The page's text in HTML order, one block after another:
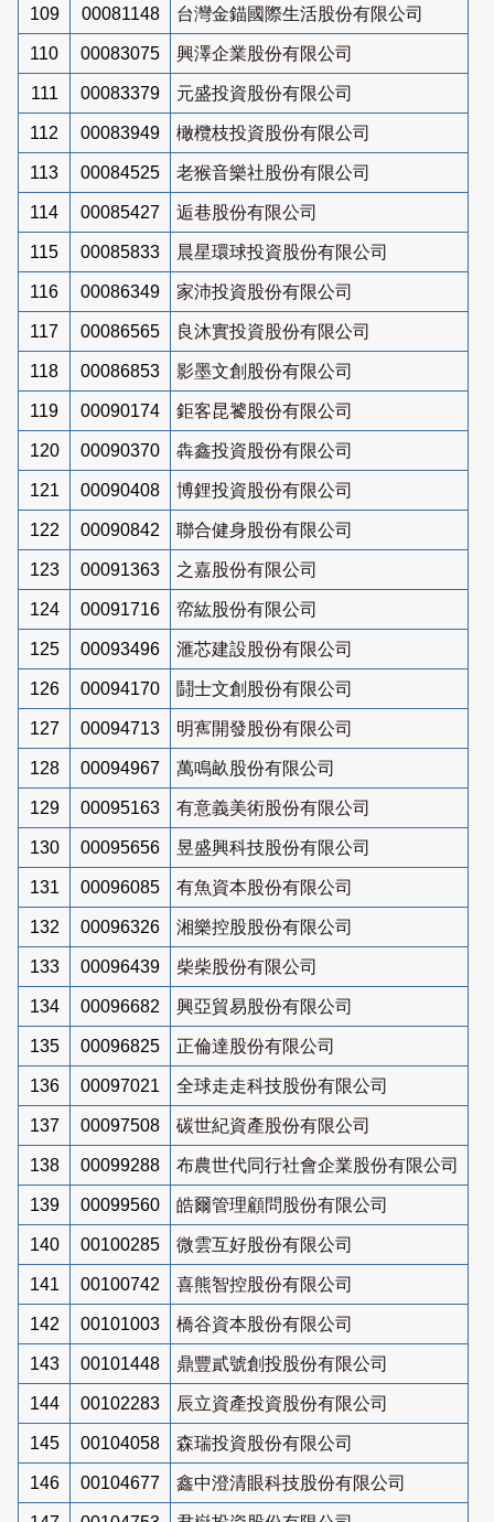
109 00081148 台灣金錨國際生活股份有限公司
110 00083075 興澤企業股份有限公司
111 00083379 元盛投資股份有限公司
112 00083949 橄欖枝投資股份有限公司
113 00084525 老猴音樂社股份有限公司
114 00085427 逅巷股份有限公司
115 00085833 晨星環球投資股份有限公司
116 00086349 家沛投資股份有限公司
117 00086565 良沐實投資股份有限公司
118 00086853 影墨文創股份有限公司
119 00090174 鉅客昆饕股份有限公司
120 00090370 犇鑫投資股份有限公司
121 00090408 博鋰投資股份有限公司
122 00090842 聯合健身股份有限公司
123 00091363 之嘉股份有限公司
124 00091716 帟紘股份有限公司
125 00093496 滙芯建設股份有限公司
126 00094170 鬪士文創股份有限公司
127 00094713 明寯開發股份有限公司
128 00094967 萬鳴畝股份有限公司
129 00095163 有意義美術股份有限公司
130 00095656 昱盛興科技股份有限公司
131 00096085 有魚資本股份有限公司
132 00096326 湘樂控股股份有限公司
133 00096439 柴柴股份有限公司
134 00096682 興亞貿易股份有限公司
135 00096825 正倫達股份有限公司
136 00097021 全球走走科技股份有限公司
137 00097508 碳世紀資產股份有限公司
138 00099288 布農世代同行社會企業股份有限公司
139 00099560 皓爾管理顧問股份有限公司
140 00100285 微雲互好股份有限公司
141 00100742 喜熊智控股份有限公司
142 00101003 橋谷資本股份有限公司
143 00101448 鼎豐貳號創投股份有限公司
144 00102283 辰立資產投資股份有限公司
145 00104058 森瑞投資股份有限公司
146 00104677 鑫中澄清眼科技股份有限公司